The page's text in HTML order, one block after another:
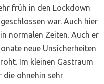
früh in den Lockdown
war. Auch hier
normalen Zeiten. Auch er
neue Unsicherheiten
Im kleinen Gastraum
die ohnehin sehr